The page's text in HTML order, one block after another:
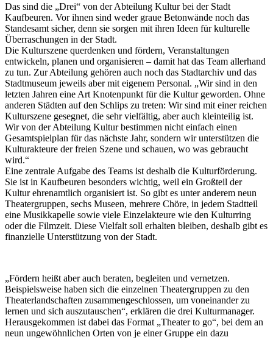
Das sind die „Drei“ von der Abteilung Kultur bei der Stadt
Kaufbeuren. Vor ihnen sind weder graue Betonwände noch das
Standesamt sicher, denn sie sorgen mit ihren Ideen für kulturelle
Überraschungen in der Stadt.
Die Kulturszene querdenken und fördern, Veranstaltungen
entwickeln, planen und organisieren – damit hat das Team allerhand
zu tun. Zur Abteilung gehören auch noch das Stadtarchiv und das
Stadtmuseum jeweils aber mit eigenem Personal. „Wir sind in den
letzten Jahren eine Art Knotenpunkt für die Kultur geworden. Ohne
anderen Städten auf den Schlips zu treten: Wir sind mit einer reichen
Kulturszene gesegnet, die sehr vielfältig, aber auch kleinteilig ist.
Wir von der Abteilung Kultur bestimmen nicht einfach einen
Gesamtspielplan für das nächste Jahr, sondern wir unterstützen die
Kulturakteure der freien Szene und schauen, wo was gebraucht
wird.“
Eine zentrale Aufgabe des Teams ist deshalb die Kulturförderung.
Sie ist in Kaufbeuren besonders wichtig, weil ein Großteil der
Kultur ehrenamtlich organisiert ist. So gibt es unter anderem neun
Theatergruppen, sechs Museen, mehrere Chöre, in jedem Stadtteil
eine Musikkapelle sowie viele Einzelakteure wie den Kulturring
oder die Filmzeit. Diese Vielfalt soll erhalten bleiben, deshalb gibt es
finanzielle Unterstützung von der Stadt.
„Fördern heißt aber auch beraten, begleiten und vernetzen.
Beispielsweise haben sich die einzelnen Theatergruppen zu den
Theaterlandschaften zusammengeschlossen, um voneinander zu
lernen und sich auszutauschen“, erklären die drei Kulturmanager.
Herausgekommen ist dabei das Format „Theater to go“, bei dem an
neun ungewöhnlichen Orten von je einer Gruppe ein dazu